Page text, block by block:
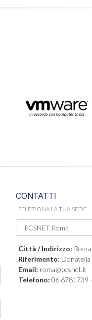
CONTATTI
SELEZIONA LA TUA SEDE
Città / Indirizzo:
Riferimento: Donatella
Email: roma@pcsnet.it
Telefono: 06 6781739